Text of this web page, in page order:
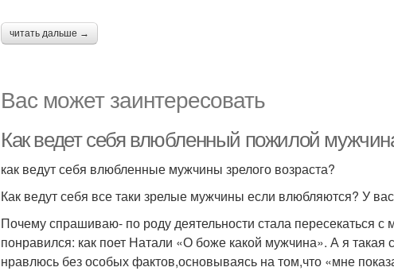
читать дальше →
Вас может заинтересовать
Как ведет себя влюбленный пожилой
как ведут себя влюбленные мужчины зрелого возраста?
Как ведут себя все таки зрелые мужчины если влюбляются? У
Почему спрашиваю- по роду деятельности стала пересекаться
понравился: как поет Натали «О боже какой мужчина». А я такая
нравлюсь без особых фактов,основываясь на том,что «мне